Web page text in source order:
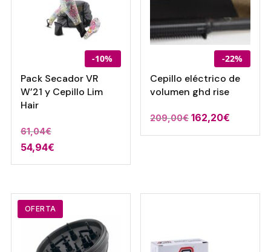
-10%
Pack Secador VR
W’21 y Cepillo Lim
Hair
61,04€
54,94€
-22%
Cepillo eléctrico de
volumen ghd rise
209,00€ El
precio
162,20€
precio
OFERTA